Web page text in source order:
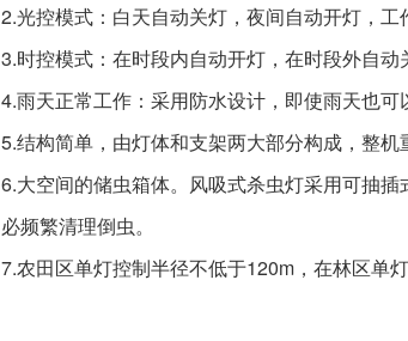
2.光控模式：白天自动关灯，夜间自动开灯，工
3.时控模式：在时段内自动开灯，在时段外自动
4.雨天正常工作：采用防水设计，即使雨天也可
5.结构简单，由灯体和支架两大部分构成，整机
6.大空间的储虫箱体。风吸式杀虫灯采用可抽
必频繁清理倒虫。
7.农田区单灯控制半径不低于120m，在林区单